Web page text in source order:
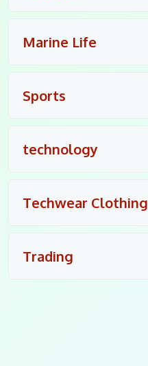
Marine Life
Sports
technology
Techwear Clothing
Trading